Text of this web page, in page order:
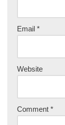
Email *
Website
Comment *